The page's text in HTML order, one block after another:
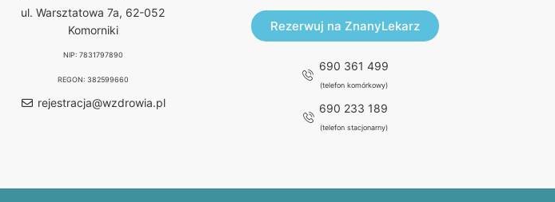
ul. Warsztatowa 7a, 62-052
Komorniki
NIP: 7831797890
REGON: 382599660
rejestracja@wzdrowia.pl
Rezerwuj na ZnanyLekarz
690 361 499
(telefon komórkowy)
690 233 189
(telefon stacjonarny)